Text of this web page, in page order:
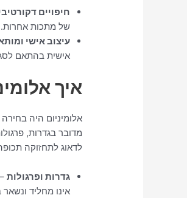
חיפויים
של מתכות אחרות.
עיצוב אישי
אישית בהתאם
איך
מדובר בגדרות,
לדאוג לתחזוקה
גדרות ופרגולות
אינו מחליד